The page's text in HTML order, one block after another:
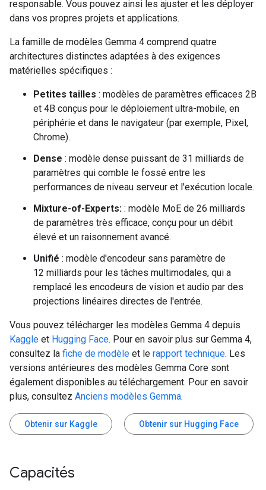
responsable. Vous pouvez ainsi les ajuster et les déployer
dans vos propres projets et applications.
La famille de modèles Gemma 4 comprend quatre
architectures distinctes adaptées à des exigences
matérielles spécifiques :
Petites tailles : modèles de paramètres efficaces 2B
et 4B conçus pour le déploiement ultra-mobile, en
périphérie et dans le navigateur (par exemple, Pixel,
Chrome).
Dense : modèle dense puissant de 31 milliards de
paramètres qui comble le fossé entre les
performances de niveau serveur et l'exécution locale.
Mixture-of-Experts: : modèle MoE de 26 milliards
de paramètres très efficace, conçu pour un débit
élevé et un raisonnement avancé.
Unifié : modèle d'encodeur sans paramètre de
12 milliards pour les tâches multimodales, qui a
remplacé les encodeurs de vision et audio par des
projections linéaires directes de l'entrée.
Vous pouvez télécharger les modèles Gemma 4 depuis
Kaggle et Hugging Face. Pour en savoir plus sur Gemma 4,
consultez la fiche de modèle et le rapport technique. Les
versions antérieures des modèles Gemma Core sont
également disponibles au téléchargement. Pour en savoir
plus, consultez Anciens modèles Gemma.
Obtenir sur Kaggle Obtenir sur Hugging Face
Capacités